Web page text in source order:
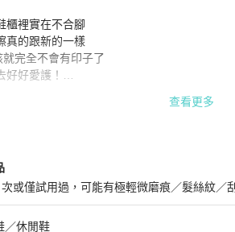
Mccartney 厚底布鞋
櫃裡實在不合腳
真的跟新的一樣
完全不會有印子了
好好愛護！
#厚底鞋
查看更多
商品狀態與細節
或僅試用過，可能有極輕微磨痕／髮絲紋／
分類資訊
／休閒鞋